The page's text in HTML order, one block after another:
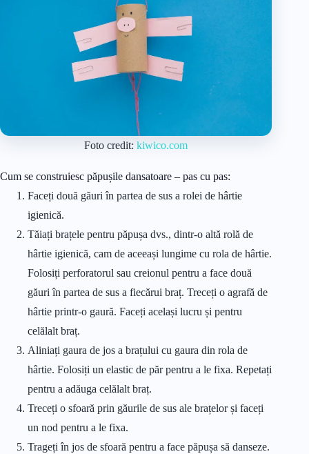
Foto credit:kiwico.com
Cum se construiesc păpușile dansatoare – pas cu pas:
Faceți două găuri în partea de sus a rolei de hârtie
igienică.
Tăiați brațele pentru păpușa dvs., dintr-o altă rolă de
hârtie igienică, cam de aceeași lungime cu rola de hârtie.
Folosiți perforatorul sau creionul pentru a face două
găuri în partea de sus a fiecărui braț. Treceți o agrafă de
hârtie printr-o gaură. Faceți același lucru și pentru
celălalt braț.
Aliniați gaura de jos a brațului cu gaura din rola de
hârtie. Folosiți un elastic de păr pentru a le fixa. Repetați
pentru a adăuga celălalt braț.
Treceți o sfoară prin găurile de sus ale brațelor și faceți
un nod pentru a le fixa.
Trageți în jos de sfoară pentru a face păpușa să danseze.